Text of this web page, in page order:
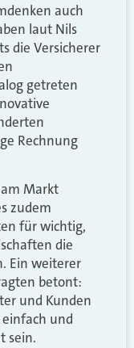
auch
laut Nils
die Versicherer
getreten
Rechnung
Markt
zudem
für wichtig,
die
Ein weiterer
betont:
und Kunden
und
sein.